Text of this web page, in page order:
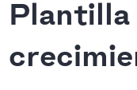
Plantilla